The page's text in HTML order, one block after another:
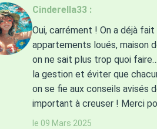
Cinderella33 :
Oui, carrément ! On a déjà
appartements loués, maison
on ne sait plus trop quoi
la gestion et éviter que
on se fie aux conseils avisés
important à creuser ! Merci
le 09 Mars 2025